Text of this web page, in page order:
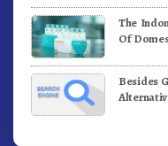
The
Of
Besides